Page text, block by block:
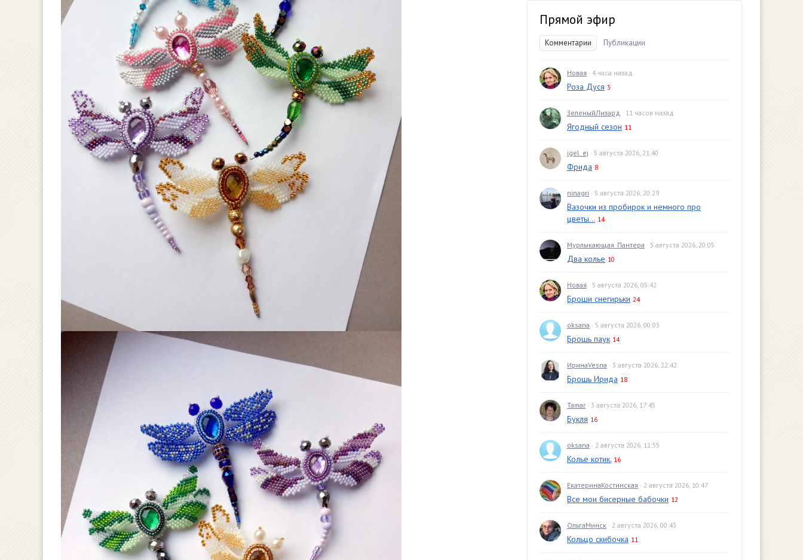
Прямой эфир
Комментарии Публикации
Новая · 4 часа назад
Роза Дуся 3
ЗеленыйЛизард · 11 часов назад
Ягодный сезон 11
igel_ej · 5 августа 2026, 21:40
Фрида 8
ninagri · 5 августа 2026, 20:29
Вазочки из пробирок и немного про
цветы... 14
Мурлыкающая_Пантера · 5 августа 2026, 20:05
Два колье 10
Новая · 5 августа 2026, 05:42
Броши снегирьки 24
oksana · 5 августа 2026, 00:03
Брошь паук 14
ИринаVesna · 3 августа 2026, 22:42
Брошь Ирида 18
Tamar · 3 августа 2026, 17:45
Букля 16
oksana · 2 августа 2026, 11:55
Колье котик. 16
ЕкатеринаКостинская · 2 августа 2026, 10:47
Все мои бисерные бабочки 12
ОльгаМинск · 2 августа 2026, 00:43
Кольцо скибочка 11